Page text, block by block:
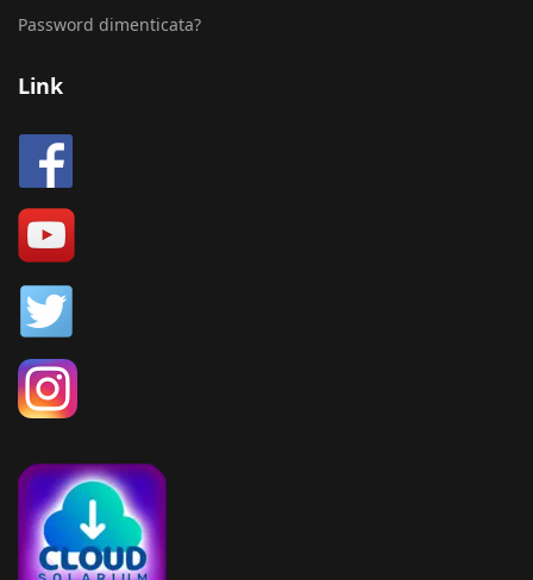
Password dimenticata?
Link